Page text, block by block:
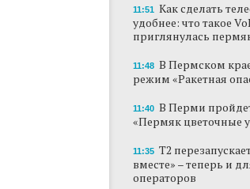
11:51 Как сделать
удобнее: что такое
приглянулась
11:48 В Пермском
режим «Ракетная
11:40 В Перми
«Пермяк цветочные
11:35 Т2
вместе» – теперь и
операторов